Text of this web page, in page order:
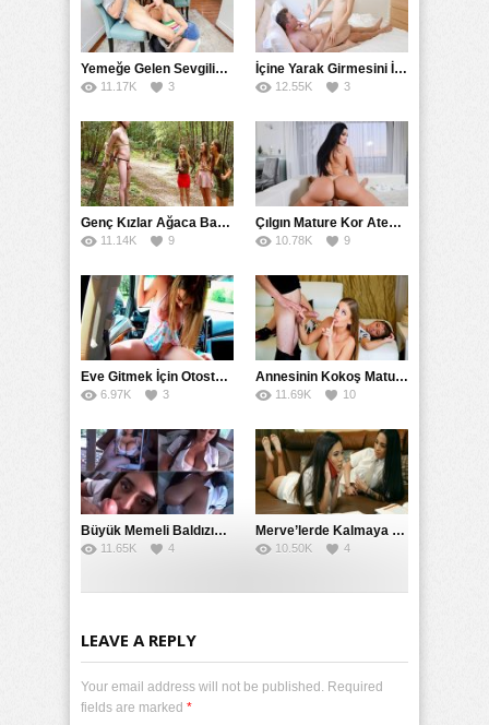
Yemeğe Gelen Sevgilisinin Arkadaşına Yarak Yedirdi
11.17K 3
İçine Yarak Girmesini İsteyince Kuzeninin Penisini Kullandı
12.55K 3
Genç Kızlar Ağaca Bağlayarak Tecavüz Etmek İstediler
11.14K 9
Çılgın Mature Kor Ateşiyle Misafirini Yakıp Eritti
10.78K 9
Eve Gitmek İçin Otostop Çeken Üniversiteli Bedelini Ödedi
6.97K 3
Annesinin Kokoş Mature Arkadaşı Tarafından Saksoya Uğradı
11.69K 10
Büyük Memeli Baldızının Takipçilerinin Çoğalması İçin Yardım Etti
11.65K 4
Merve’lerde Kalmaya Gelen Liseli Kız Fanteziyi Dibine Verdirdi
10.50K 4
LEAVE A REPLY
Your email address will not be published. Required
fields are marked *